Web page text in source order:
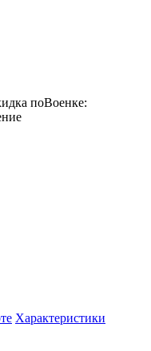
поВоенке:
Характеристики